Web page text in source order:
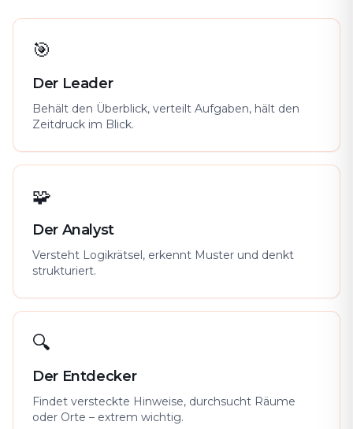
🎯
Der Leader
Behält den Überblick, verteilt Aufgaben, hält den
Zeitdruck im Blick.
🧩
Der Analyst
Versteht Logikrätsel, erkennt Muster und denkt
strukturiert.
🔍
Der Entdecker
Findet versteckte Hinweise, durchsucht Räume
oder Orte – extrem wichtig.